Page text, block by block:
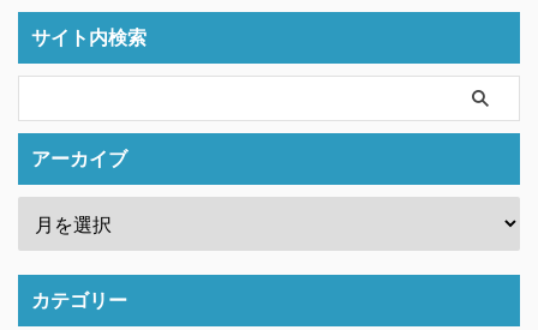
サイト内検索
アーカイブ
カテゴリー